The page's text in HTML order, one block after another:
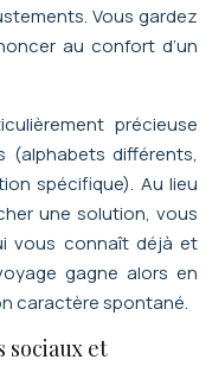
Vous gardez
au confort d’un
précieuse
(alphabets différents,
spécifique). Au lieu
une solution, vous
vous connaît déjà et
gagne alors en
caractère spontané.
sociaux et